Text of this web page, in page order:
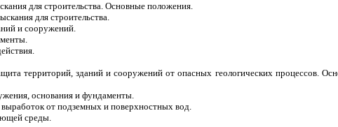
для строительства. Основные положения.
для строительства.
и сооружений.
территорий, зданий и сооружений от опасных геологических процессов.
основания и фундаменты.
от подземных и поверхностных вод.
среды.